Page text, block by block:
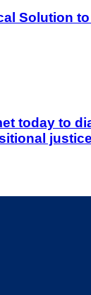
Solution
today to